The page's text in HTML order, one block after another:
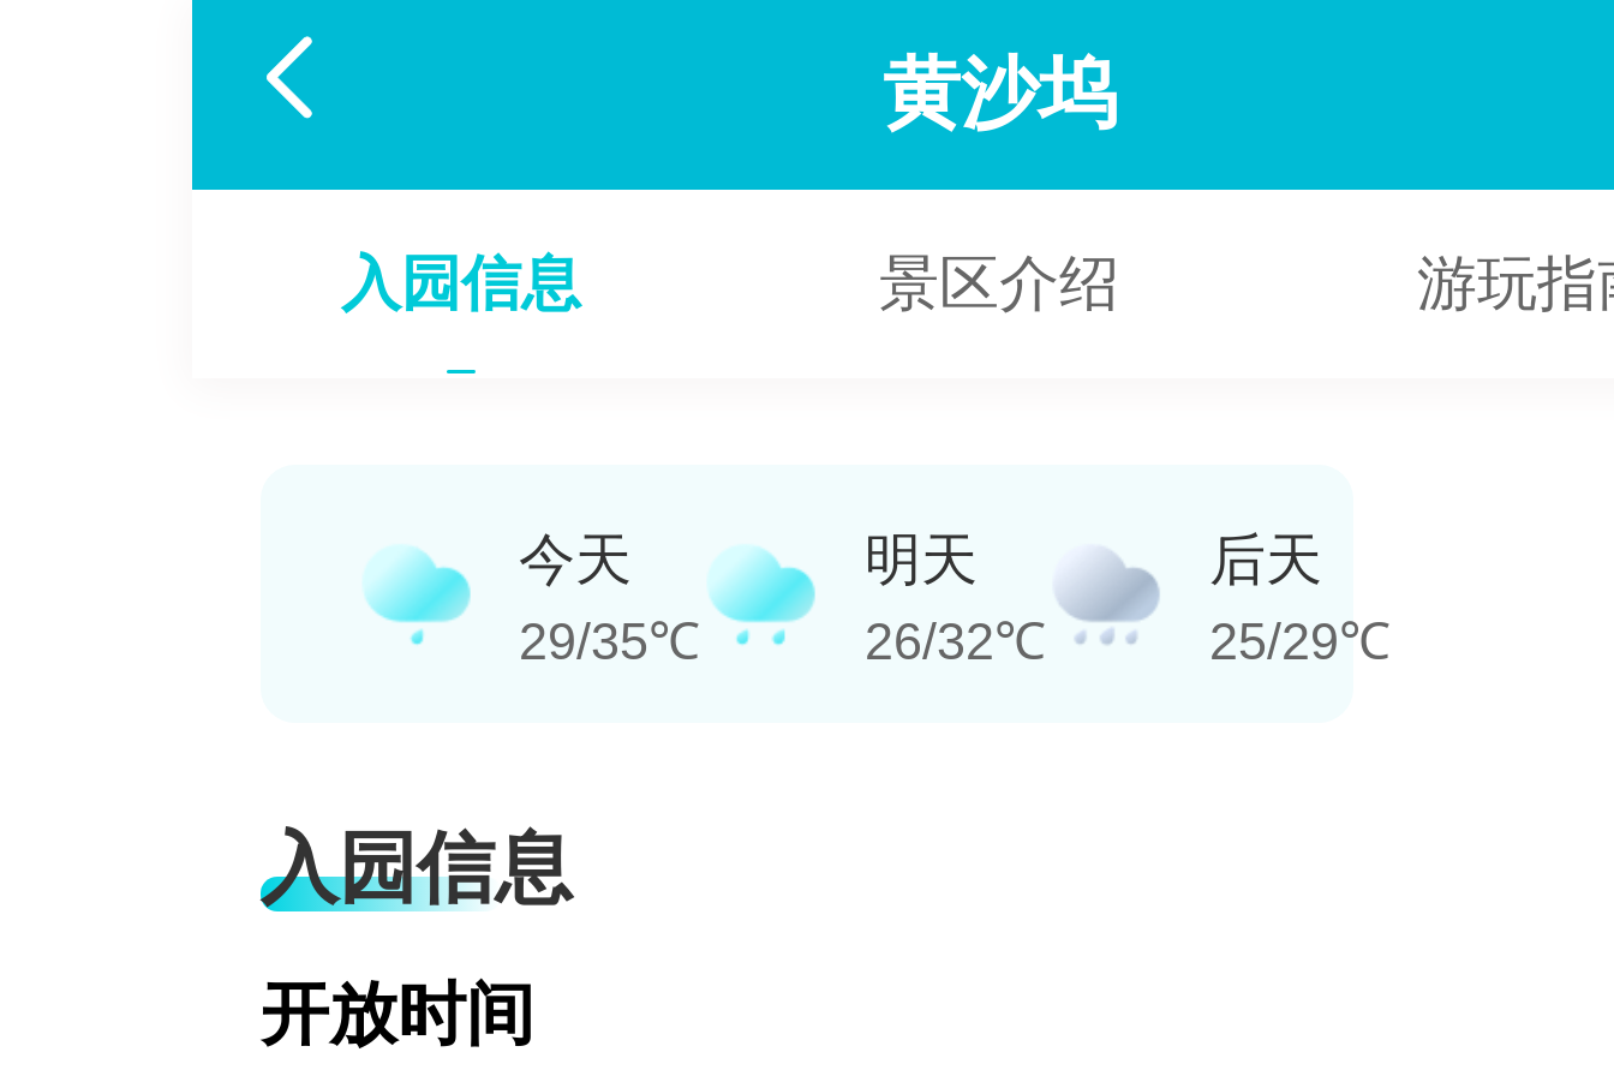
 黄沙坞
入园信息 景区介绍 游玩指
今天
29/35℃
明天
26/32℃
后天
25/29℃
入园信息
开放时间